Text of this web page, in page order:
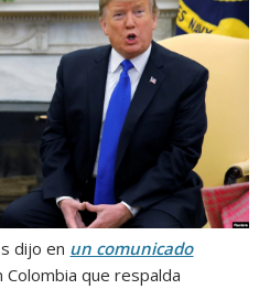
dijo en un comunicado
que respalda